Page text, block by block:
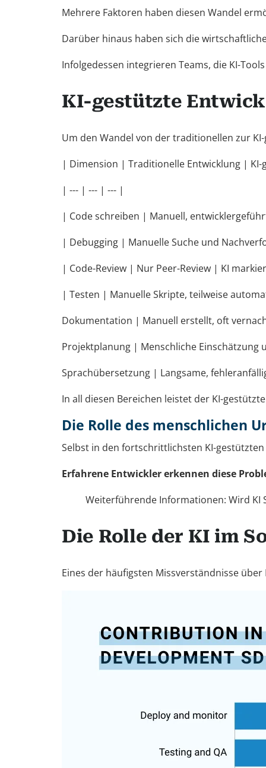
Mehrere Faktoren haben diesen Wandel
Darüber hinaus haben sich die
Infolgedessen integrieren Teams, die KI-
KI-gestützte
Um den Wandel von der traditionellen zur
| Dimension | Traditionelle Entwicklung |
| --- | --- | --- |
| Code schreiben | Manuell,
| Debugging | Manuelle Suche und
| Code-Review | Nur Peer-Review | KI
| Testen | Manuelle Skripte, teilweise
Dokumentation | Manuell erstellt, oft
Projektplanung | Menschliche
Sprachübersetzung | Langsame,
In all diesen Bereichen leistet der KI-
Die Rolle des menschlichen
Selbst in den fortschrittlichsten KI-
Erfahrene Entwickler erkennen diese
Weiterführende Informationen: Wird KI
Die Rolle der KI im
Eines der häufigsten Missverständnisse